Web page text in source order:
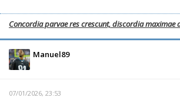
Concordia parvae res crescunt, discordia maximae
Manuel89
07/01/2026, 23:53